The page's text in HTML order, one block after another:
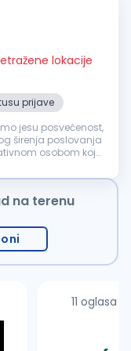
lokacije
prijave
jesu posvećenost,
širenja poslovanja
osobom koja
na terenu
11 oglasa